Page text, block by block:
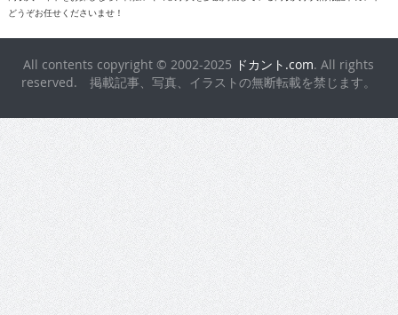
どうぞお任せくださいませ！
All contents copyright © 2002-2025 ドカント.com. All rights
reserved. 掲載記事、写真、イラストの無断転載を禁じます。